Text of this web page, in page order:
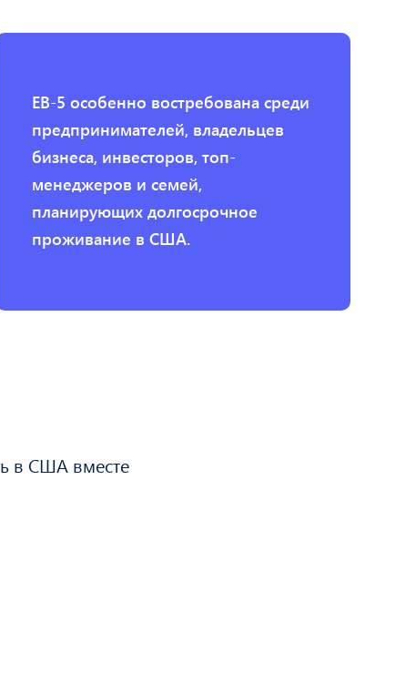
EB-5 особенно востребована среди
предпринимателей, владельцев
бизнеса, инвесторов, топ-
менеджеров и семей,
планирующих долгосрочное
проживание в США.
в США вместе